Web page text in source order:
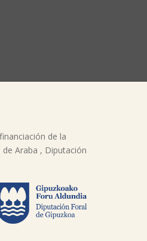
de la
Araba , Diputación